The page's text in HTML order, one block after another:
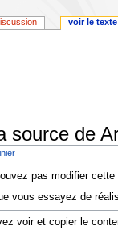
source de
pas modifier
vous essayez de
voir et copier le
voir le